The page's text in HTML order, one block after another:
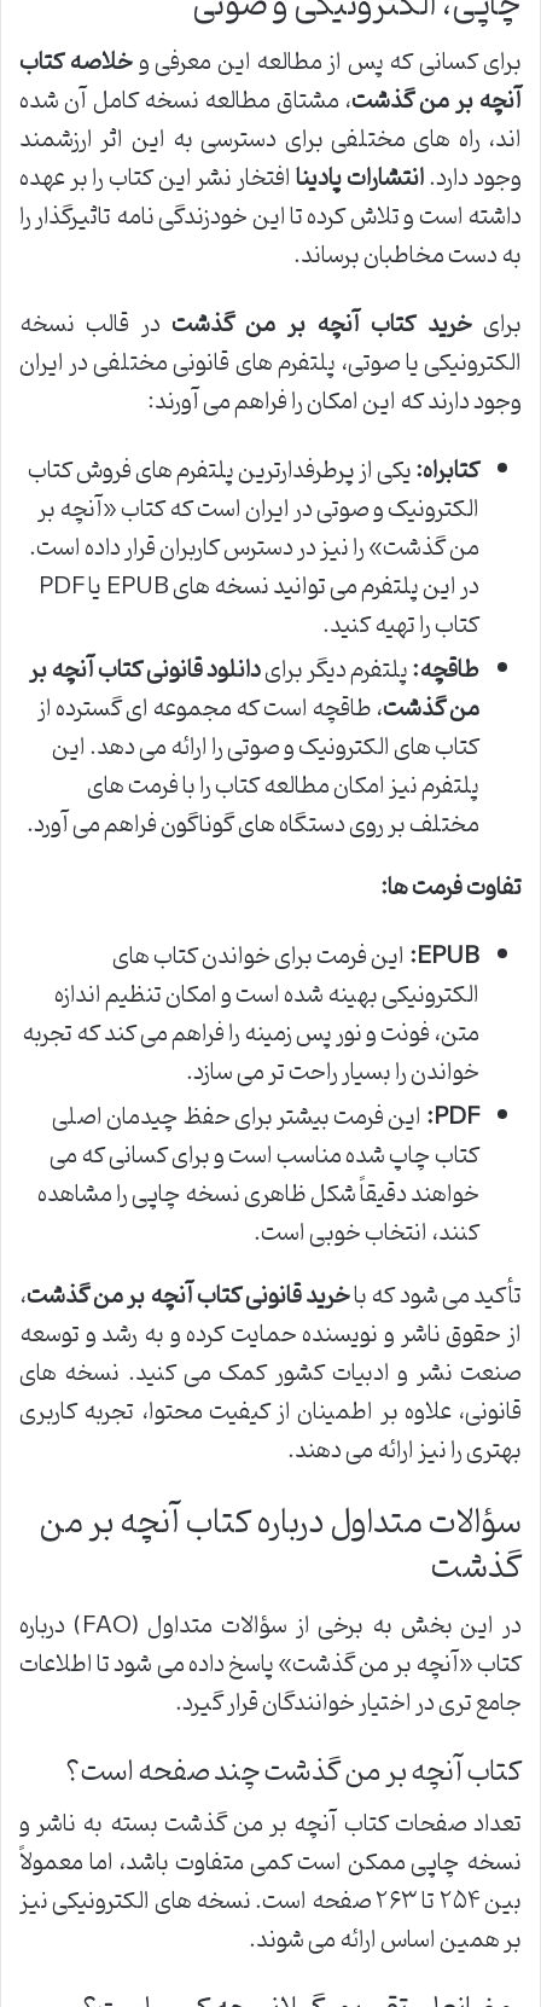
برای کسانی که پس از مطالعه این معرفی وخلاصه کتاب
آنچه بر من گذشت، مشتاق مطالعه نسخه کامل آن شده
اند، راه های مختلفی برای دسترسی به این اثر ارزشمند
وجود دارد.انتشارات پادیناافتخار نشر این کتاب را بر عهده
داشته است و تلاش کرده تا این خودزندگی نامه تاثیرگذار را
به دست مخاطبان برساند.
برایخرید کتاب آنچه بر من گذشت در قالب نسخه
الکترونیکی یا صوتی، پلتفرم های قانونی مختلفی در ایران
وجود دارند که این امکان را فراهم می آورند:
کتابراه:یکی از پرطرفدارترین پلتفرم های فروش کتاب
الکترونیک و صوتی در ایران است که کتاب «آنچه بر
من گذشت» را نیز در دسترس کاربران قرار داده است.
در این پلتفرم می توانید نسخه های EPUB یا PDF
کتاب را تهیه کنید.
طاقچه:پلتفرم دیگر برایدانلود قانونی کتاب آنچه بر
من گذشت، طاقچه است که مجموعه ای گسترده از
کتاب های الکترونیک و صوتی را ارائه می دهد. این
پلتفرم نیز امکان مطالعه کتاب را با فرمت های
مختلف بر روی دستگاه های گوناگون فراهم می آورد.
تفاوت فرمت ها:
EPUB: این فرمت برای خواندن کتاب های
الکترونیکی بهینه شده است و امکان تنظیم اندازه
متن، فونت و نور پس زمینه را فراهم می کند که تجربه
خواندن را بسیار راحت تر می سازد.
PDF: این فرمت بیشتر برای حفظ چیدمان اصلی
کتاب چاپ شده مناسب است و برای کسانی که می
خواهند دقیقاً شکل ظاهری نسخه چاپی را مشاهده
کنند، انتخاب خوبی است.
تأکید می شود که باخرید قانونی کتاب آنچه بر من گذشت،
از حقوق ناشر و نویسنده حمایت کرده و به رشد و توسعه
صنعت نشر و ادبیات کشور کمک می کنید. نسخه های
قانونی، علاوه بر اطمینان از کیفیت محتوا، تجربه کاربری
بهتری را نیز ارائه می دهند.
سؤالات متداول درباره کتاب آنچه بر من
گذشت
در این بخش به برخی از سؤالات متداول (FAQ) درباره
کتاب «آنچه بر من گذشت» پاسخ داده می شود تا اطلاعات
جامع تری در اختیار خوانندگان قرار گیرد.
کتاب آنچه بر من گذشت چند صفحه است؟
تعداد صفحات کتاب آنچه بر من گذشت بسته به ناشر و
نسخه چاپی ممکن است کمی متفاوت باشد، اما معمولاً
بین ۲۵۴ تا ۲۶۳ صفحه است. نسخه های الکترونیکی نیز
بر همین اساس ارائه می شوند.